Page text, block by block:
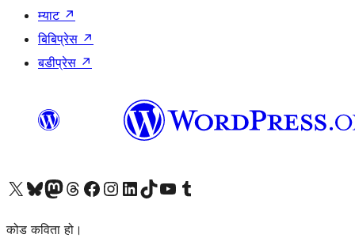
म्याट ↗
बिबिप्रेस ↗
बडीप्रेस ↗
हाम्रो X (पहिले ट्विटर) खातामा जानुहोस्
हाम्रो Bluesky खाता भ्रमण गर्नुहोस्
हाम्रो म्यास्टोडन खाता भ्रमण गर्नुहोस्
हाम्रो थ्रेड्स खातामा जानुहोस्
हाम्रो फेसबुक पेजमा जानुहोस्
हाम्रो इन्स्टाग्राम खातामा जानुहोस्
हाम्रो लिङ्क्डइन खातामा जानुहोस्
हाम्रो TikTok खाता भ्रमण गर्नुहोस्
हाम्रो युट्युब च्यानलमा जानुहोस्
हाम्रो टम्बलर खाता भ्रमण गर्नुहोस्
कोड कविता हो।